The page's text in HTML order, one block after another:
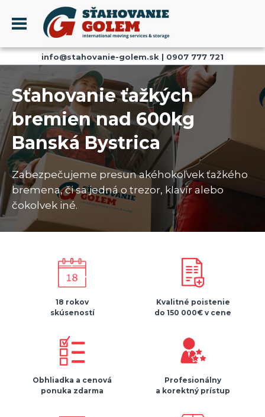
Menu
PROFIL
SŤAHOVANIE - SŤAHOVACIE SLUŽBY
DOPRAVA - DOPRAVNÉ SLUŽBY
AKCIE A ZĽAVY
SKLADOVANIE
REFERENCIE
CENNÍK
KONTAKT
info@stahovanie-golem.sk | 0907 777 721
Sťahovanie ťažkých
bremien nad 600kg
Banská Bystrica
Zabezpečujeme presun akéhokoľvek ťažkého
bremena, či sa jedná o trezor, klavír alebo
čokolvek iné.
18 rokov
skúseností
Kvalitné poistenie
do 150 000€ v cene
Obhliadka a cenová
ponuka zdarma
Profesionálny
a korektný prístup